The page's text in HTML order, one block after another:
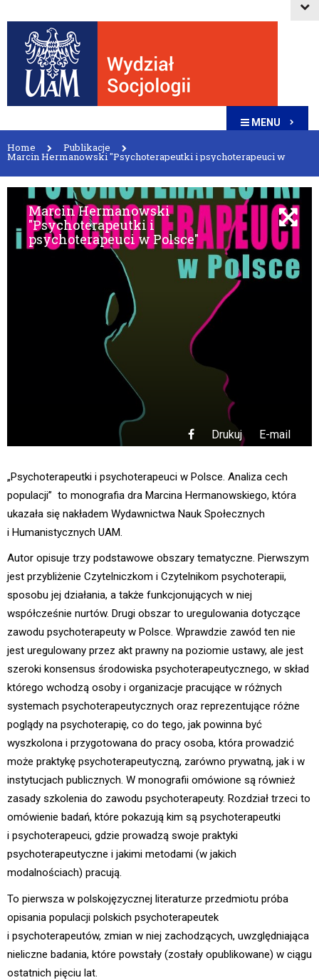
MENU
Home Publikacje
Marcin Hermanowski "Psychoterapeutki i psychoterapeuci w
Marcin Hermanowski
"Psychoterapeutki i
psychoterapeuci w Polsce"
Drukuj E-mail
„Psychoterapeutki i psychoterapeuci w Polsce. Analiza cech
populacji” to monografia dra Marcina Hermanowskiego, która
ukazała się nakładem Wydawnictwa Nauk Społecznych
i Humanistycznych UAM.
Autor opisuje trzy podstawowe obszary tematyczne. Pierwszym
jest przybliżenie Czytelniczkom i Czytelnikom psychoterapii,
sposobu jej działania, a także funkcjonujących w niej
współcześnie nurtów. Drugi obszar to uregulowania dotyczące
zawodu psychoterapeuty w Polsce. Wprawdzie zawód ten nie
jest uregulowany przez akt prawny na poziomie ustawy, ale jest
szeroki konsensus środowiska psychoterapeutycznego, w skład
którego wchodzą osoby i organizacje pracujące w różnych
systemach psychoterapeutycznych oraz reprezentujące różne
poglądy na psychoterapię, co do tego, jak powinna być
wyszkolona i przygotowana do pracy osoba, która prowadzić
może praktykę psychoterapeutyczną, zarówno prywatną, jak i w
instytucjach publicznych. W monografii omówione są również
zasady szkolenia do zawodu psychoterapeuty. Rozdział trzeci to
omówienie badań, które pokazują kim są psychoterapeutki
i psychoterapeuci, gdzie prowadzą swoje praktyki
psychoterapeutyczne i jakimi metodami (w jakich
modalnościach) pracują.
To pierwsza w polskojęzycznej literaturze przedmiotu próba
opisania populacji polskich psychoterapeutek
i psychoterapeutów, zmian w niej zachodzących, uwzględniająca
nieliczne badania, które powstały (zostały opublikowane) w ciągu
ostatnich pięciu lat.